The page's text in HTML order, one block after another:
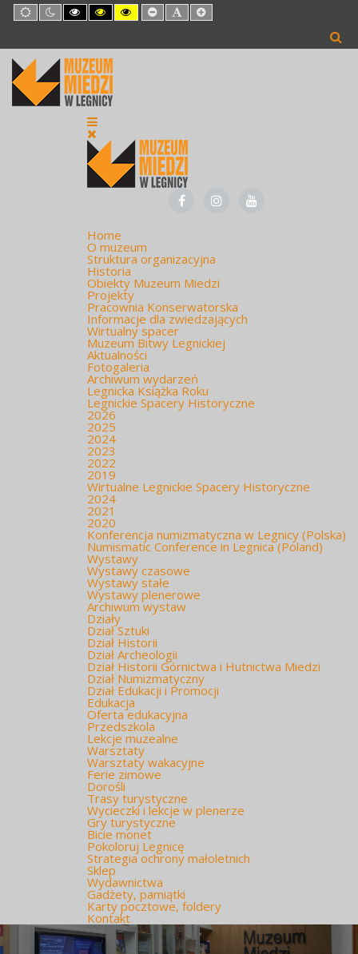
Default
mode
Night
mode
High
Contrast
mode
High
Contrast
mode
High
Contrast
mode
Set
Smaller
Set
Default
Set
Larger
Home
O muzeum
Struktura organizacyjna
Historia
Obiekty Muzeum Miedzi
Projekty
Pracownia Konserwatorska
Informacje dla zwiedzających
Wirtualny spacer
Muzeum Bitwy Legnickiej
Aktualności
Fotogaleria
Archiwum wydarzeń
Legnicka Książka Roku
Legnickie Spacery Historyczne
2026
2025
2024
2023
2022
2019
Wirtualne Legnickie Spacery Historyczne
2024
2021
2020
Konferencja numizmatyczna w Legnicy (Polska)
Numismatic Conference in Legnica (Poland)
Wystawy
Wystawy czasowe
Wystawy stałe
Wystawy plenerowe
Archiwum wystaw
Działy
Dział Sztuki
Dział Historii
Dział Archeologii
Dział Historii Górnictwa i Hutnictwa Miedzi
Dział Numizmatyczny
Dział Edukacji i Promocji
Edukacja
Oferta edukacyjna
Przedszkola
Lekcje muzealne
Warsztaty
Warsztaty wakacyjne
Ferie zimowe
Dorośli
Trasy turystyczne
Wycieczki i lekcje w plenerze
Gry turystyczne
Bicie monet
Pokoloruj Legnicę
Strategia ochrony małoletnich
Sklep
Wydawnictwa
Gadżety, pamiątki
Karty pocztowe, foldery
Kontakt